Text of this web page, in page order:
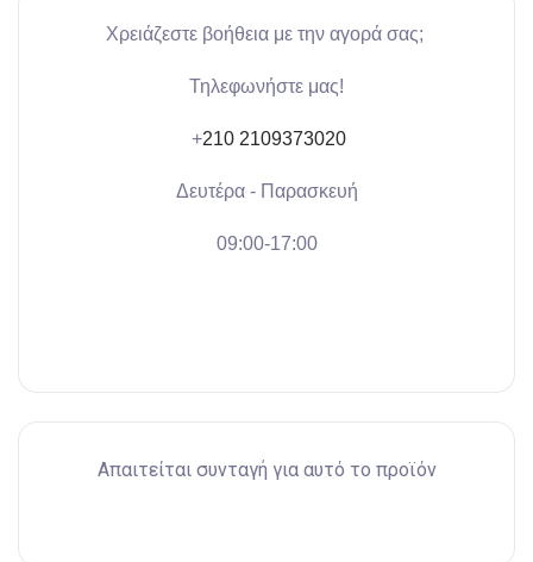
Χρειάζεστε βοήθεια με την αγορά σας;
Τηλεφωνήστε μας!
+210 2109373020
Δευτέρα - Παρασκευή
09:00-17:00
Απαιτείται συνταγή για αυτό το προϊόν